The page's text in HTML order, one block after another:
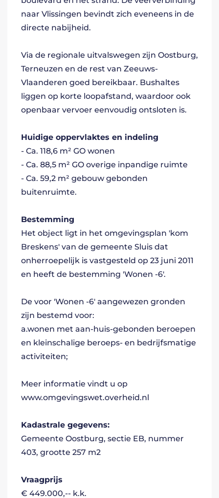
naar Vlissingen bevindt zich eveneens in de
directe nabijheid.
Via de regionale uitvalswegen zijn Oostburg,
Terneuzen en de rest van Zeeuws-
Vlaanderen goed bereikbaar. Bushaltes
liggen op korte loopafstand, waardoor ook
openbaar vervoer eenvoudig ontsloten is.
Huidige oppervlaktes en indeling
- Ca. 118,6 m² GO wonen
- Ca. 88,5 m² GO overige inpandige ruimte
- Ca. 59,2 m² gebouw gebonden
buitenruimte.
Bestemming
Het object ligt in het omgevingsplan 'kom
Breskens' van de gemeente Sluis dat
onherroepelijk is vastgesteld op 23 juni 2011
en heeft de bestemming 'Wonen -6'.
De voor 'Wonen -6' aangewezen gronden
zijn bestemd voor:
a.wonen met aan-huis-gebonden beroepen
en kleinschalige beroeps- en bedrijfsmatige
activiteiten;
Meer informatie vindt u op
www.omgevingswet.overheid.nl
Kadastrale gegevens:
Gemeente Oostburg, sectie EB, nummer
403, grootte 257 m2
Vraagprijs
€ 449.000,-- k.k.